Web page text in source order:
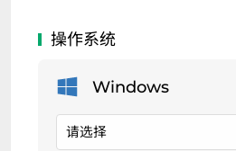
请选择